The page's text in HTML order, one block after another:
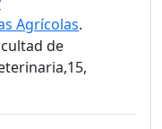
Agrícolas.
de